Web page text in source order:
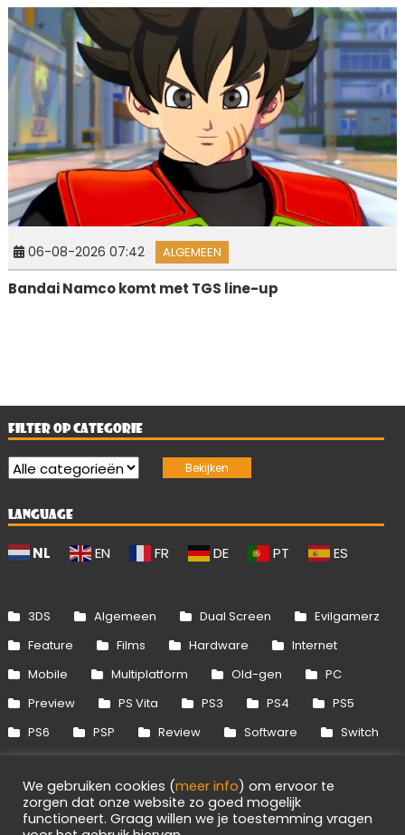
06-08-2026 07:42 ALGEMEEN
Bandai Namco komt met TGS line-up
FILTER OP CATEGORIE
LANGUAGE
NL EN FR DE PT ES
3DS Algemeen Dual Screen
Evilgamerz
Feature
Films Hardware
Internet
Mobile
Multiplatform Old-gen
PC
Preview
PS Vita PS3 PS4
PS5
PS6
PSP Review Software
Switch
Xbox 360
Xbox One Xbox Series
We gebruiken cookies (meer info) om ervoor te
zorgen dat onze website zo goed mogelijk
functioneert. Graag willen we je toestemming vragen